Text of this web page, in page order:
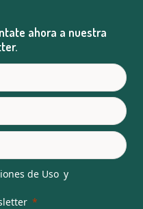
ahora a nuestra
de Uso y